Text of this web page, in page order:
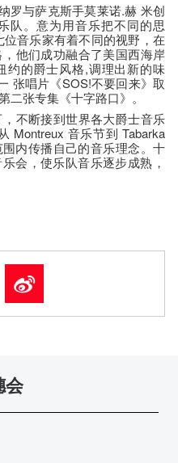
罗与萨克斯手莫莱诺.赫 米创
队。意为用音乐把不同的思
音乐家有着不同的视野​，在
他们成功融合了美国西海岸
约的爵士风格,调理出新的味
张唱片《SOS!不要回来》取
张专集《十字路口》。
不断接到世界各大爵士音乐
Montreux 音乐节到 Tabarka
内传播自己的音乐理念。十
会，使乐队音乐逐步成熟​，
会